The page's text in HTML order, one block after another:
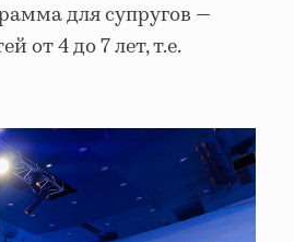
для супругов —
от 4 до 7 лет, т.е.